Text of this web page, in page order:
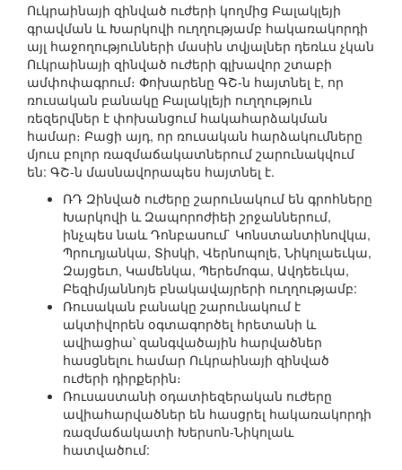
Ուկրաինայի զինված ուժերի կողմից Բալակլեյի
գրավման և Խարկովի ուղղությամբ հակառակորդի
այլ հաջողությունների մասին տվյալներ դեռևս չկան
Ուկրաինայի զինված ուժերի գլխավոր շտաբի
ամփոփագրում։ Փոխարենը ԳՇ-ն հայտնել է, որ
ռուսական բանակը Բալակլեյի ուղղություն
ռեզերվներ է փոխանցում հակահարձակման
համար։ Բացի այդ, որ ռուսական հարձակումները
մյուս բոլոր ռազմաճակատներում շարունակվում
են: ԳՇ-ն մասնավորապես հայտնել է.
ՌԴ Զինված ուժերը շարունակում են գրոհները
Խարկովի և Զապորոժիեի շրջաններում,
ինչպես նաև Դոնբասում` Կոնստանտինովկա,
Պրուդյանկա, Տիսկի, Վերնոպոլե, Նիկոլաեւկա,
Զայցեւո, Կամենկա, Պերեմոգա, Ավդեեւկա,
Բեզիմյաննոյե բնակավայրերի ուղղությամբ:
Ռուսական բանակը շարունակում է
ակտիվորեն օգտագործել հրետանի և
ավիացիա՝ զանգվածային հարվածներ
հասցնելու համար Ուկրաինայի զինված
ուժերի դիրքերին։
Ռուսաստանի օդատիեզերական ուժերը
ավիահարվածներ են հասցրել հակառակորդի
ռազմաճակատի Խերսոն-Նիկոլաև
հատվածում: